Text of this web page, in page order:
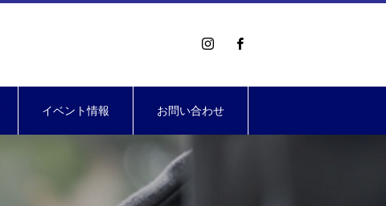
イベント情報 お問い合わせ